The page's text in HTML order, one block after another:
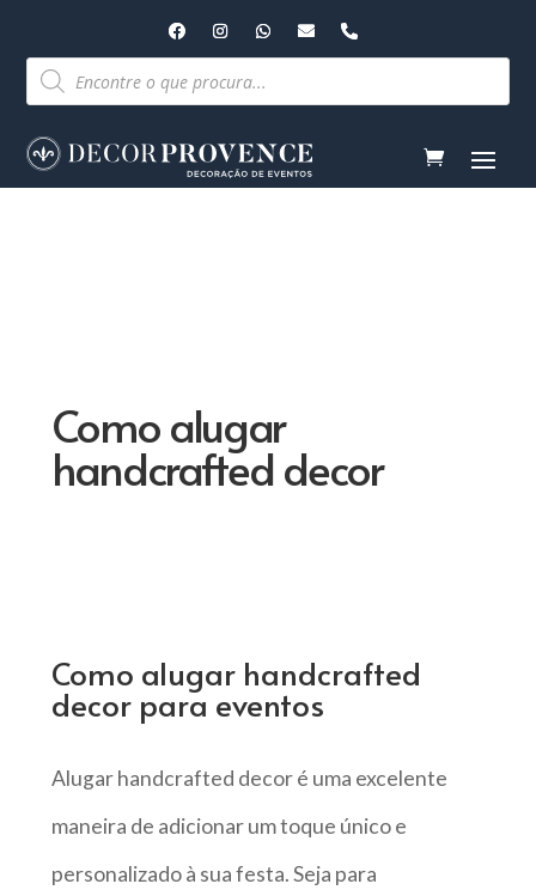
Pesquisar
produtos
Como alugar
handcrafted decor
Como alugar handcrafted
decor para eventos
Alugar handcrafted decor é uma excelente
maneira de adicionar um toque único e
personalizado à sua festa. Seja para